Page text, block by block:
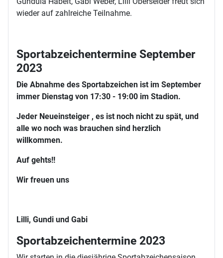
wieder auf zahlreiche Teilnahme.
Sportabzeichentermine September
2023
Die Abnahme des Sportabzeichen ist im September
immer Dienstag von 17:30 - 19:00 im Stadion.
Jeder Neueinsteiger , es ist noch nicht zu spät, und
alle wo noch was brauchen sind herzlich
willkommen.
Auf gehts!!
Wir freuen uns
Lilli, Gundi und Gabi
Sportabzeichentermine 2023